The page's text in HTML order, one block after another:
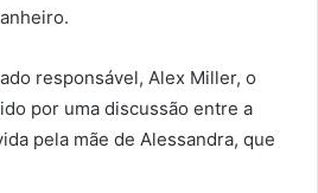
responsável, Alex Miller, o
por uma discussão entre a
pela mãe de Alessandra, que